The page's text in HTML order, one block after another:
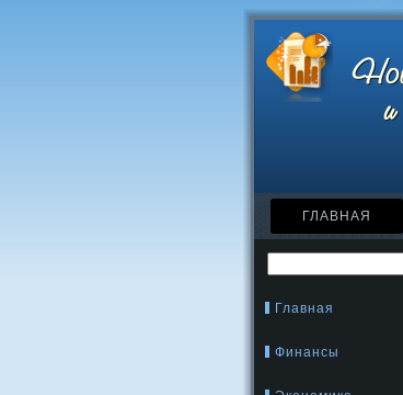
ГЛАВНАЯ
Главная
Финансы